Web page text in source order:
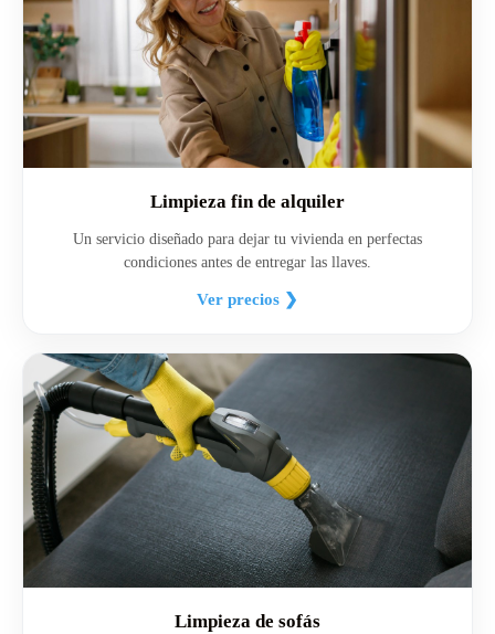
Limpieza fin de alquiler
Un servicio diseñado para dejar tu vivienda en perfectas
condiciones antes de entregar las llaves.
Ver precios ❯
Limpieza de sofás